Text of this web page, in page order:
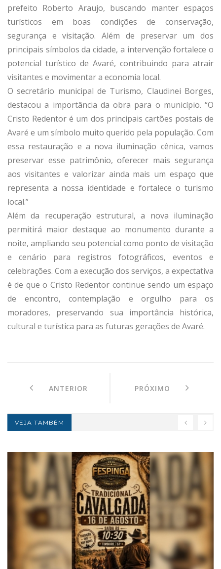
prefeito Roberto Araujo, buscando manter espaços
turísticos em boas condições de conservação,
segurança e visitação. Além de preservar um dos
principais símbolos da cidade, a intervenção fortalece o
potencial turístico de Avaré, contribuindo para atrair
visitantes e movimentar a economia local.
O secretário municipal de Turismo, Claudinei Borges,
destacou a importância da obra para o município. “O
Cristo Redentor é um dos principais cartões postais de
Avaré e um símbolo muito querido pela população. Com
essa restauração e a nova iluminação cênica, vamos
preservar esse patrimônio, oferecer mais segurança
aos visitantes e valorizar ainda mais um espaço que
representa a nossa identidade e fortalece o turismo
local.”
Além da recuperação estrutural, a nova iluminação
permitirá maior destaque ao monumento durante a
noite, ampliando seu potencial como ponto de visitação
e cenário para registros fotográficos, eventos e
celebrações. Com a execução dos serviços, a expectativa
é de que o Cristo Redentor continue sendo um espaço
de encontro, contemplação e orgulho para os
moradores, preservando sua importância histórica,
cultural e turística para as futuras gerações de Avaré.
ANTERIOR PRÓXIMO
VEJA TAMBÉM